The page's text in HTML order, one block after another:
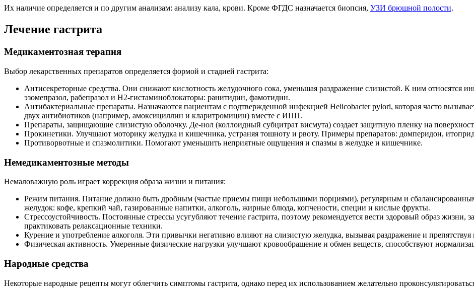
Их наличие определяется и по другим анализам: анализу кала, крови. Кроме ФГДС назначается биопсия, УЗИ брюшной полости.
Лечение гастрита
Медикаментозная терапия
Выбор лекарственных препаратов определяется формой и стадией гастрита:
Антисекреторные средства. Они снижают кислотность желудочного сока, уменьшая раздражение слизистой. К ним
эзомепразол, рабепразол и H2-гистаминоблокаторы: ранитидин, фамотидин.
Антибактериальные препараты. Назначаются пациентам с подтвержденной инфекцией Helicobacter pylori, которая часто
двух антибиотиков (например, амоксициллин и кларитромицин) вместе с ИПП.
Препараты, защищающие слизистую оболочку. Де-нол (коллоидный субцитрат висмута) создает защитную пленку на
Прокинетики. Улучшают моторику желудка и кишечника, устраняя тошноту и рвоту. Примеры препаратов: домперидон,
Противорвотные и спазмолитики. Помогают уменьшить неприятные ощущения и спазмы в желудке и кишечнике.
Немедикаментозные методы
Немаловажную роль играет коррекция образа жизни и питания:
Режим питания. Питание должно быть дробным (частые приемы пищи небольшими порциями), регулярным и
желудок: кофе, крепкий чай, газированные напитки, алкоголь, жирные блюда, копчености, специи и кислые фрукты.
Стрессоустойчивость. Постоянные стрессы усугубляют течение гастрита, поэтому рекомендуется вести здоровый образ жизни,
практиковать релаксационные техники.
Курение и употребление алкоголя. Эти привычки негативно влияют на слизистую желудка, вызывая раздражение и
Физическая активность. Умеренные физические нагрузки улучшают кровообращение и обмен веществ, способствуют
Народные средства
Некоторые народные рецепты могут облегчить симптомы гастрита, однако перед их использованием желательно